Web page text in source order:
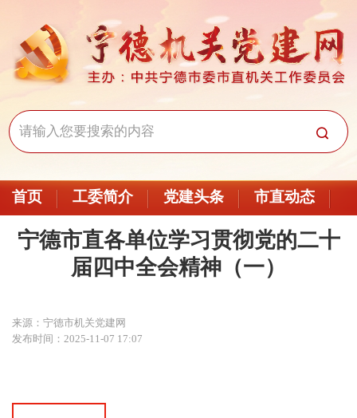
首页 工委简介 党建头条 市直动态
宁德市直各单位学习贯彻党的二十
届四中全会精神（一）
来源：宁德市机关党建网
发布时间：2025-11-07 17:07